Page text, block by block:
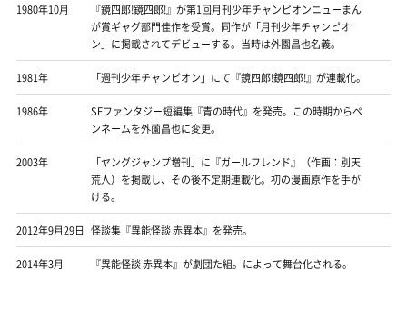
1980年10月
『鏡四郎!鏡四郎!』が第1回月刊少年チャンピオンニューまん
が賞ギャグ部門佳作を受賞。同作が「月刊少年チャンピオ
ン」に掲載されてデビューする。当時は外園昌也名義。
1981年 「週刊少年チャンピオン」にて『鏡四郎!鏡四郎!』が連載化。
1986年
SFファンタジー短編集『青の時代』を発売。この時期からペ
ンネームを外薗昌也に変更。
2003年
「ヤングジャンプ増刊」に『ガールフレンド』（作画：別天
荒人）を掲載し、その後不定期連載化。初の漫画原作を手が
ける。
2012年9月29日 怪談集『異能怪談 赤異本』を発売。
2014年3月 『異能怪談 赤異本』が劇団た組。によって舞台化される。